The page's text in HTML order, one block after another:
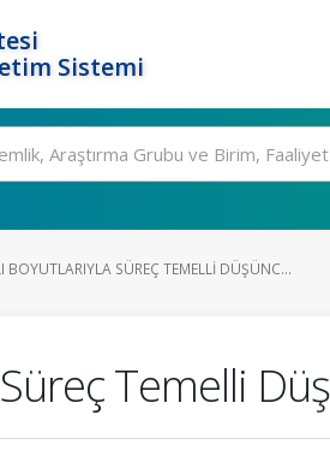
Sistemi
BOYUTLARIYLA SÜREÇ TEMELLI DÜŞÜNC...
Süreç Temelli